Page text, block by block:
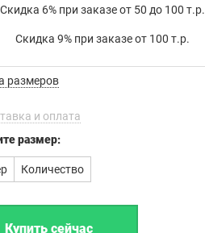
Скидка 6% при заказе от 50 до 100 т.р.
Скидка 9% при заказе от 100 т.р.
размеров
и оплата
размер:
Количество
,Транс-Вектор,СДЭК , DPD, а
по вашему усмотрению.
до филиала
в г. Иваново.